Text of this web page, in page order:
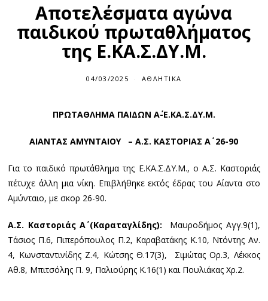
Αποτελέσματα αγώνα
παιδικού πρωταθλήματος
της Ε.ΚΑ.Σ.ΔΥ.Μ.
04/03/2025 ΑΘΛΗΤΙΚΆ
ΠΡΩΤΑΘΛΗΜΑ ΠΑΙΔΩΝ Α΄-Ε.ΚΑ.Σ.ΔΥ.Μ.
ΑΙΑΝΤΑΣ ΑΜΥΝΤΑΙΟΥ – Α.Σ. ΚΑΣΤΟΡΙΑΣ Α΄ 26-90
Για το παιδικό πρωτάθλημα της Ε.ΚΑ.Σ.ΔΥ.Μ., ο Α.Σ. Καστοριάς
πέτυχε άλλη μια νίκη. Επιβλήθηκε εκτός έδρας του Αίαντα στο
Αμύνταιο, με σκορ 26-90.
Α.Σ. Καστοριάς Α΄ (Καραταγλίδης): Μαυροδήμος Αγγ.9(1),
Τάσιος Π.6, Πιπερόπουλος Π.2, Καραβατάκης Κ.10, Ντόντης Αν.
4, Κωνσταντινίδης Ζ.4, Κώτσης Θ.17(3), Σιμώτας Ορ.3, Λέκκος
Αθ.8, Μπιτσόλης Π. 9, Παλιούρης Κ.16(1) και Πουλιάκας Χρ.2.